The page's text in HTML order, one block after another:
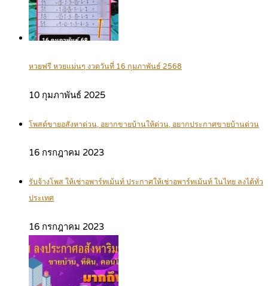
หวยฟรี หวยแม่นๆ งวดวันที่ 16 กุมภาพันธ์ 2568
10 กุมภาพันธ์ 2025
โพสต์ขายอสังหาด่วน, อยากขายบ้านให้ด่วน, อยากประกาศขายบ้านด่วน
16 กรกฎาคม 2023
รับจ้างโพส ให้เช่าอพาร์ทเม้นท์ ประกาศให้เช่าอพาร์ทเม้นท์ ในไทย ลงได้ทั่ว
ประเทศ
16 กรกฎาคม 2023